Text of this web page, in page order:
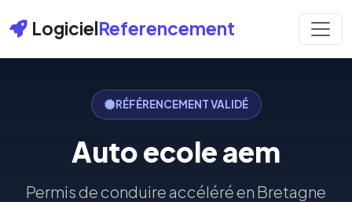
LogicielReferencement
RÉFÉRENCEMENT VALIDÉ
Auto ecole aem
Permis de conduire accéléré en Bretagne